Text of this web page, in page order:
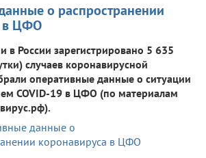
о распространении
в ЦФО
в России зарегистрировано 5 635
случаев коронавирусной
оперативные данные о ситуации
COVID-19 в ЦФО (по материалам